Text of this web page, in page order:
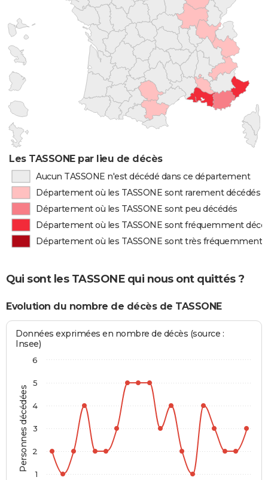
Les TASSONE par lieu de décès
Aucun TASSONE n'est décédé dans ce département
Département où les TASSONE sont rarement décédés
Département où les TASSONE sont peu décédés
Département où les TASSONE sont fréquemment
Département où les TASSONE sont très fréquemment
Qui sont les TASSONE qui nous ont quittés ?
Evolution du nombre de décès de TASSONE
Personnes décédées
Données exprimées en nombre de décès (source :
Insee)
1
2
3
4
5
6